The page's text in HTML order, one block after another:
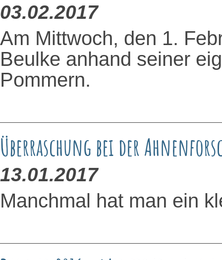
03.02.2017
Am Mittwoch, den 1.
Beulke anhand seiner
Pommern.
Überraschung bei der
13.01.2017
Manchmal hat man ein